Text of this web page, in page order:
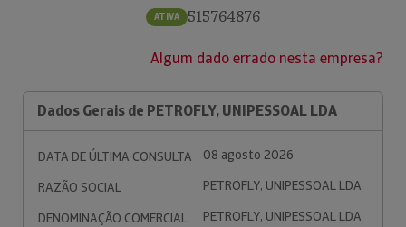
ATIVA 515764876
Algum dado errado nesta empresa?
Dados Gerais de PETROFLY, UNIPESSOAL LDA
DATA DE ÚLTIMA CONSULTA
08 agosto 2026
RAZÃO SOCIAL
PETROFLY, UNIPESSOAL LDA
DENOMINAÇÃO COMERCIAL
PETROFLY, UNIPESSOAL LDA